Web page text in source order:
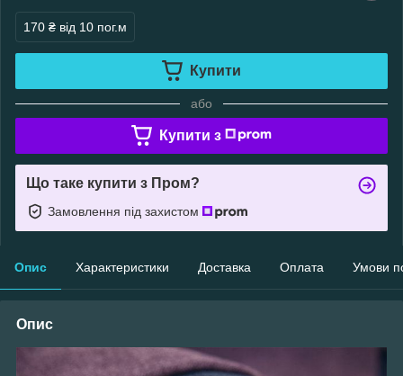
170 ₴ від 10 пог.м
Купити
або
Купити з
Що таке купити з Пром?
Замовлення під захистом
Опис Характеристики Доставка Оплата Умови
Опис